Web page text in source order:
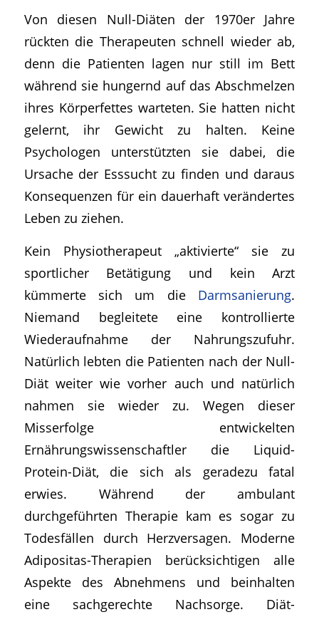
Von diesen Null-Diäten der 1970er Jahre
rückten die Therapeuten schnell wieder ab,
denn die Patienten lagen nur still im Bett
während sie hungernd auf das Abschmelzen
ihres Körperfettes warteten. Sie hatten nicht
gelernt, ihr Gewicht zu halten. Keine
Psychologen unterstützten sie dabei, die
Ursache der Esssucht zu finden und daraus
Konsequenzen für ein dauerhaft verändertes
Leben zu ziehen.
Kein Physiotherapeut „aktivierte“ sie zu
sportlicher Betätigung und kein Arzt
kümmerte sich um die Darmsanierung.
Niemand begleitete eine kontrollierte
Wiederaufnahme der Nahrungszufuhr.
Natürlich lebten die Patienten nach der Null-
Diät weiter wie vorher auch und natürlich
nahmen sie wieder zu. Wegen dieser
Misserfolge entwickelten
Ernährungswissenschaftler die Liquid-
Protein-Diät, die sich als geradezu fatal
erwies. Während der ambulant
durchgeführten Therapie kam es sogar zu
Todesfällen durch Herzversagen. Moderne
Adipositas-Therapien berücksichtigen alle
Aspekte des Abnehmens und beinhalten
eine sachgerechte Nachsorge. Diät-